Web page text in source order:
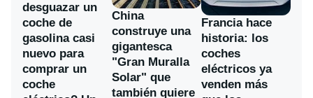
desguazar un
coche de
gasolina casi
nuevo para
comprar un
coche
China
construye una
gigantesca
"Gran Muralla
Solar" que
también quiere
Francia hace
historia: los
coches
eléctricos ya
venden más